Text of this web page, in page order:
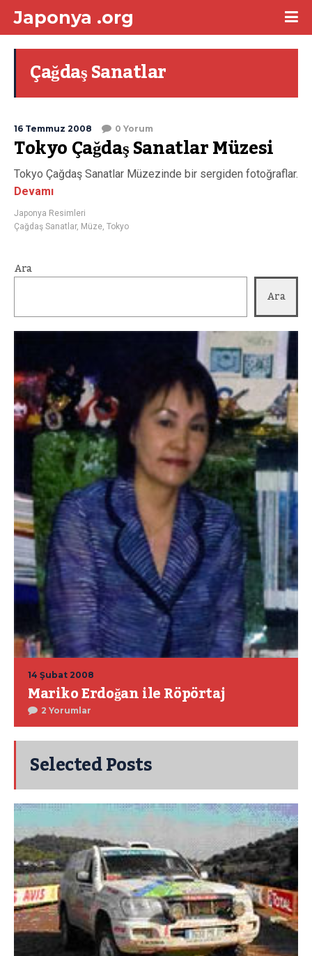
Japonya .org
Çağdaş Sanatlar
16 Temmuz 2008 0 Yorum
Tokyo Çağdaş Sanatlar Müzesi
Tokyo Çağdaş Sanatlar Müzezinde bir sergiden fotoğraflar.
Devamı
Japonya Resimleri
Çağdaş Sanatlar, Müze, Tokyo
Ara
Ara
14 Şubat 2008
Mariko Erdoğan ile Röpörtaj
2 Yorumlar
Selected Posts